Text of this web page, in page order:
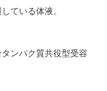
ている体液。
ンパク質共役型受容